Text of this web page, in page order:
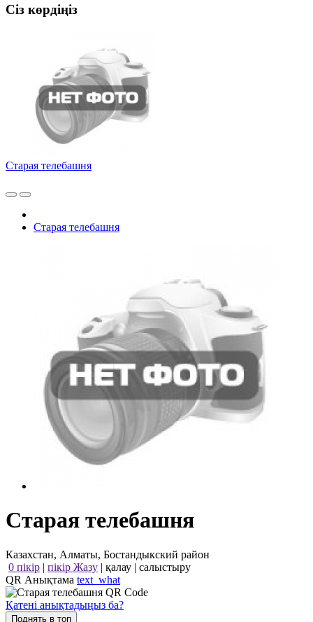
Сіз көрдіңіз
Старая телебашня
Старая телебашня
Старая телебашня
Казахстан, Алматы, Бостандыкский район
0 пікір | пікір Жазу | қалау | салыстыру
QR Анықтама text_what
Қатені анықтадыңыз ба?
Поднять в топ